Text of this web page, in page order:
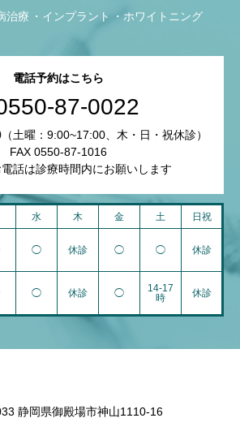
治療 インプラント ホワイトニング
電話予約はこちら
87-0022
土曜：9:00~17:00、木・日・祝休診）
FAX 0550-87-1016
話は診療時間内にお願いします
水 木 金 土 日祝
◯ 休診 ◯ ◯ 休診
◯ 休診 ◯
14-17
時
休診
静岡県御殿場市神山1110-16